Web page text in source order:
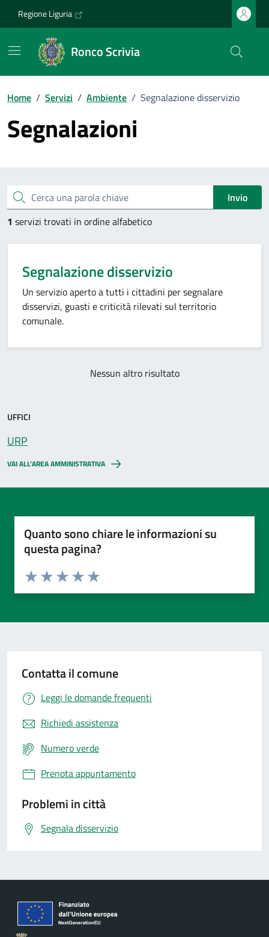
Regione Liguria
Ronco Scrivia
Home / Servizi / Ambiente / Segnalazione disservizio
Segnalazioni
Cerca una parola chiave
Invio
1 servizi trovati in ordine alfabetico
Segnalazione disservizio
Un servizio aperto a tutti i cittadini per segnalare
disservizi, guasti e criticità rilevati sul territorio
comunale.
Nessun altro risultato
UFFICI
URP
VAI ALL’AREA AMMINISTRATIVA
Quanto sono chiare le informazioni su
questa pagina?
Valuta da 1 a 5 stelle la pagina
Valuta 5 stelle su 5
Valuta 4 stelle su 5
Valuta 3 stelle su 5
Valuta 2 stelle su 5
Valuta 1 stelle su 5
Contatta il comune
Leggi le domande frequenti
Richiedi assistenza
Numero verde
Prenota appuntamento
Problemi in città
Segnala disservizio